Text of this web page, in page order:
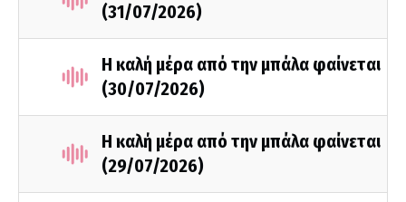
(31/07/2026)
Η καλή μέρα από την μπάλα φαίνεται
(30/07/2026)
Η καλή μέρα από την μπάλα φαίνεται
(29/07/2026)